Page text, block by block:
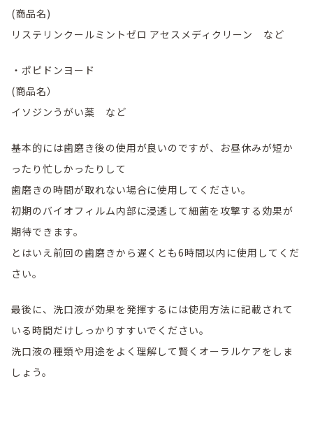
(商品名)
リステリンクールミントゼロ アセスメディクリーン など
・ポピドンヨード
(商品名）
イソジンうがい薬 など
基本的には歯磨き後の使用が良いのですが、お昼休みが短か
ったり忙しかったりして
歯磨きの時間が取れない場合に使用してください。
初期のバイオフィルム内部に浸透して細菌を攻撃する効果が
期待できます。
とはいえ前回の歯磨きから遅くとも6時間以内に使用してくだ
さい。
最後に、洗口液が効果を発揮するには使用方法に記載されて
いる時間だけしっかりすすいでください。
洗口液の種類や用途をよく理解して賢くオーラルケアをしま
しょう。